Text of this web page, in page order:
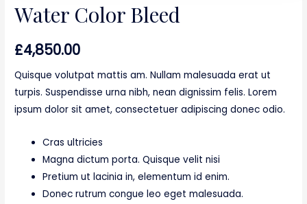
Water Color Bleed
£4,850.00
Quisque volutpat mattis am. Nullam malesuada erat ut
turpis. Suspendisse urna nibh, nean dignissim felis. Lorem
ipsum dolor sit amet, consectetuer adipiscing donec odio.
Cras ultricies
Magna dictum porta. Quisque velit nisi
Pretium ut lacinia in, elementum id enim.
Donec rutrum congue leo eget malesuada.